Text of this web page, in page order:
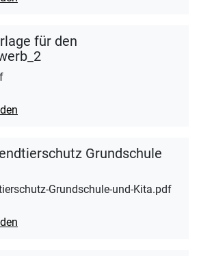
für den
Grundschule
Grundschule-und-Kita.pdf